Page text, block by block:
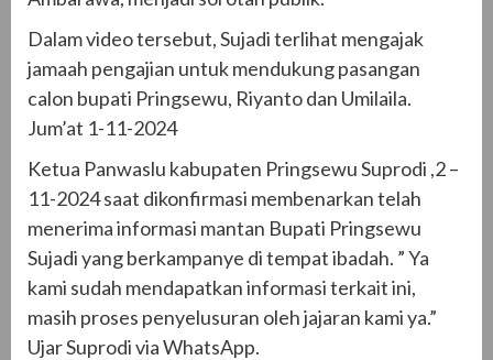
Dalam video tersebut, Sujadi terlihat mengajak
jamaah pengajian untuk mendukung pasangan
calon bupati Pringsewu, Riyanto dan Umilaila.
Jum’at 1-11-2024
Ketua Panwaslu kabupaten Pringsewu Suprodi ,2 –
11-2024 saat dikonfirmasi membenarkan telah
menerima informasi mantan Bupati Pringsewu
Sujadi yang berkampanye di tempat ibadah. ” Ya
kami sudah mendapatkan informasi terkait ini,
masih proses penyelusuran oleh jajaran kami ya.”
Ujar Suprodi via WhatsApp.